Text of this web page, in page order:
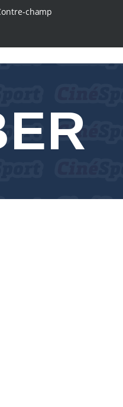
champ